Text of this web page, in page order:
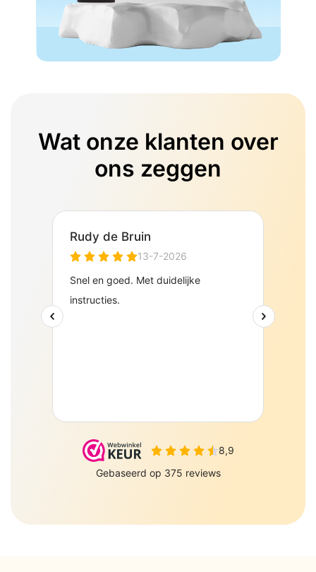
Wat onze klanten over
ons zeggen